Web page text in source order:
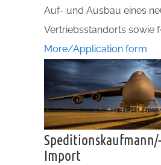
Auf- und Ausbau eines
Vertriebsstandorts sowie
More/Application form
Import